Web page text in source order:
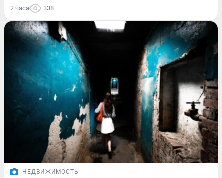
2 часа 338
НЕДВИЖИМОСТЬ